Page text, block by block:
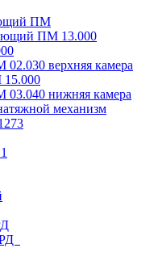
ПМ
ПМ 13.000
верхняя камера
нижняя камера
механизм